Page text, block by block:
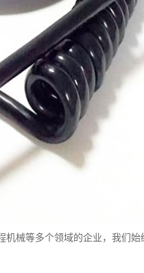
械等多个领域的企业，我们